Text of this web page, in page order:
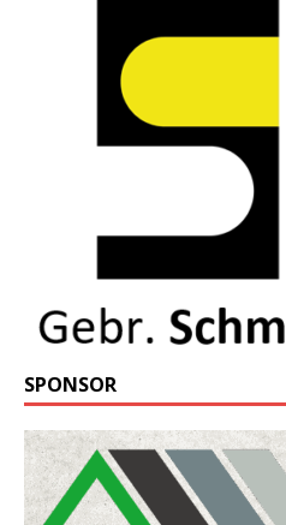
SPONSOR